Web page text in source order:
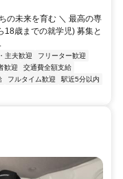
の未来を育む ＼ 最高の専
18歳までの就学児) 募集と
主夫歓迎
フリーター歓迎
歓迎
交通費全額支給
フルタイム歓迎
駅近5分以内